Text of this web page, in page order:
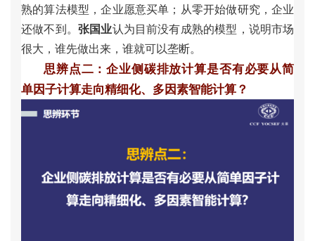
熟的算法模型 ，企业愿意买单 ； 从零开始做研究，企业
还做不到。 张国业认为目前没有成熟的模型 ， 说明市场
很大 ， 谁先做出来 ， 谁就可以垄断。
思辨点二 ：企业侧碳排放计算是否有必要从简
单因子计算走向精细化、 多因素智能计算？